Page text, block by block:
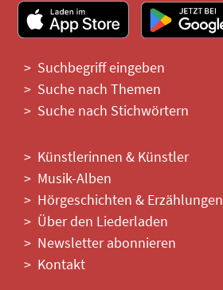
Suchbegriff eingeben
Suche nach Themen
Suche nach Stichwörtern
Künstlerinnen & Künstler
Musik-Alben
Hörgeschichten & Erzählungen
Über den Liederladen
Newsletter abonnieren
Kontakt